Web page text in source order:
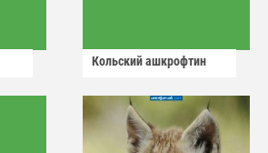
Кольский ашкрофтин